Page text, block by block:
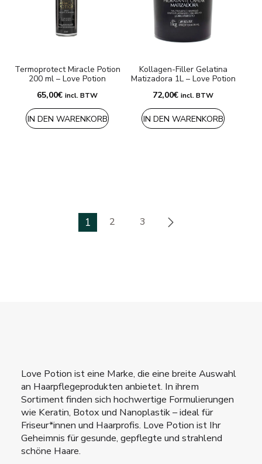
Termoprotect Miracle Potion
200 ml – Love Potion
65,00€ incl. BTW
IN DEN WARENKORB
Kollagen-Filler Gelatina
Matizadora 1L – Love Potion
72,00€ incl. BTW
IN DEN WARENKORB
1 2 3
Love Potion ist eine Marke, die eine breite Auswahl
an Haarpflegeprodukten anbietet. In ihrem
Sortiment finden sich hochwertige Formulierungen
wie Keratin, Botox und Nanoplastik – ideal für
Friseur*innen und Haarprofis. Love Potion ist Ihr
Geheimnis für gesunde, gepflegte und strahlend
schöne Haare.